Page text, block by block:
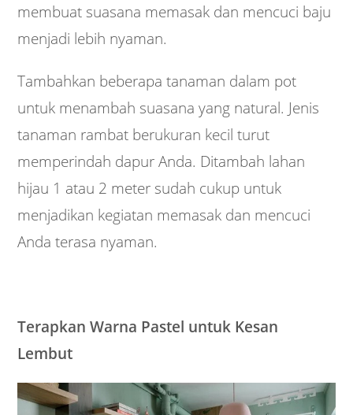
membuat suasana memasak dan mencuci baju
menjadi lebih nyaman.
Tambahkan beberapa tanaman dalam pot
untuk menambah suasana yang natural. Jenis
tanaman rambat berukuran kecil turut
memperindah dapur Anda. Ditambah lahan
hijau 1 atau 2 meter sudah cukup untuk
menjadikan kegiatan memasak dan mencuci
Anda terasa nyaman.
Terapkan Warna Pastel untuk Kesan
Lembut